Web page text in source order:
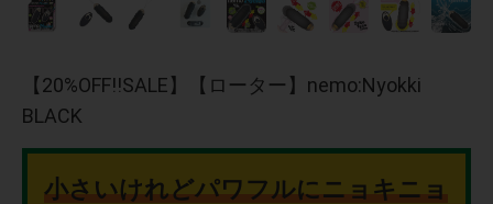
【20%OFF!!SALE】【ローター】nemo:Nyokki
BLACK
小さいけれどパワフルにニョキニョ